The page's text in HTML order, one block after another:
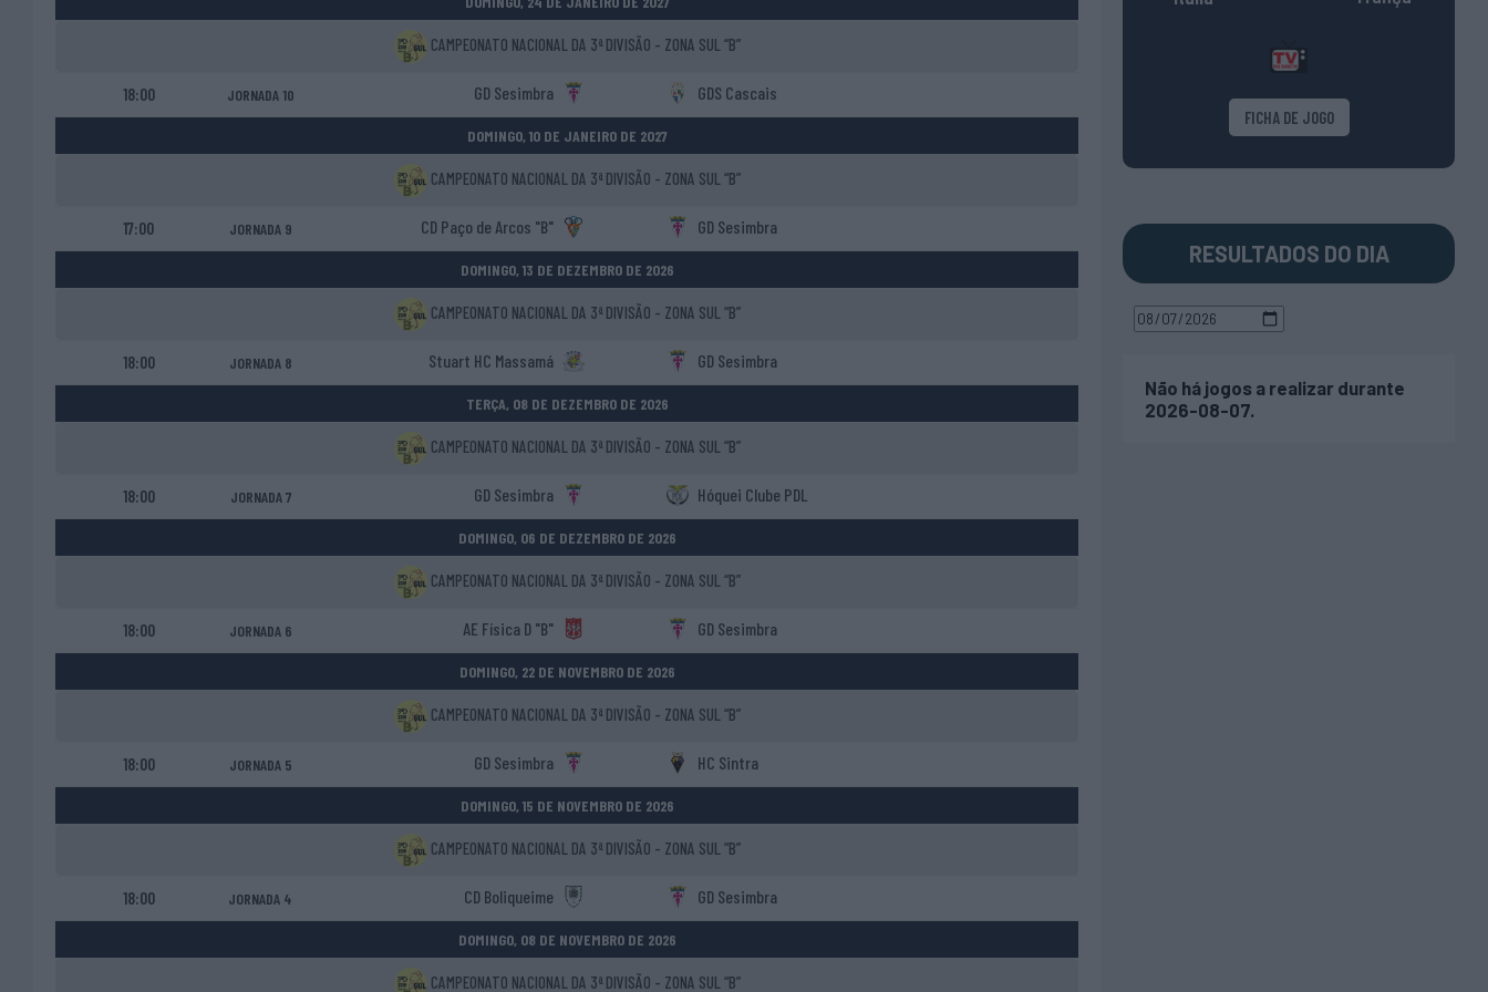
CAMPEONATO NACIONAL DA 3ª DIVISÃO - ZONA SUL “B”
18:00 JORNADA 10 GD Sesimbra GDS Cascais
DOMINGO, 10 DE JANEIRO DE 2027
CAMPEONATO NACIONAL DA 3ª DIVISÃO - ZONA SUL “B”
17:00 JORNADA 9 CD Paço de Arcos "B" GD Sesimbra
DOMINGO, 13 DE DEZEMBRO DE 2026
CAMPEONATO NACIONAL DA 3ª DIVISÃO - ZONA SUL “B”
18:00 JORNADA 8 Stuart HC Massamá GD Sesimbra
TERÇA, 08 DE DEZEMBRO DE 2026
CAMPEONATO NACIONAL DA 3ª DIVISÃO - ZONA SUL “B”
18:00 JORNADA 7 GD Sesimbra Hóquei Clube PDL
DOMINGO, 06 DE DEZEMBRO DE 2026
CAMPEONATO NACIONAL DA 3ª DIVISÃO - ZONA SUL “B”
18:00 JORNADA 6 AE Física D "B" GD Sesimbra
DOMINGO, 22 DE NOVEMBRO DE 2026
CAMPEONATO NACIONAL DA 3ª DIVISÃO - ZONA SUL “B”
18:00 JORNADA 5 GD Sesimbra HC Sintra
DOMINGO, 15 DE NOVEMBRO DE 2026
CAMPEONATO NACIONAL DA 3ª DIVISÃO - ZONA SUL “B”
18:00 JORNADA 4 CD Boliqueime GD Sesimbra
DOMINGO, 08 DE NOVEMBRO DE 2026
CAMPEONATO NACIONAL DA 3ª DIVISÃO - ZONA SUL “B”
FICHA DE JOGO
RESULTADOS DO DIA
Não há jogos a realizar durante
2026-08-07.